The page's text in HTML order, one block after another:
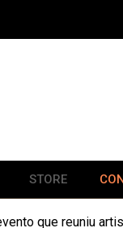
STORE
que reuniu